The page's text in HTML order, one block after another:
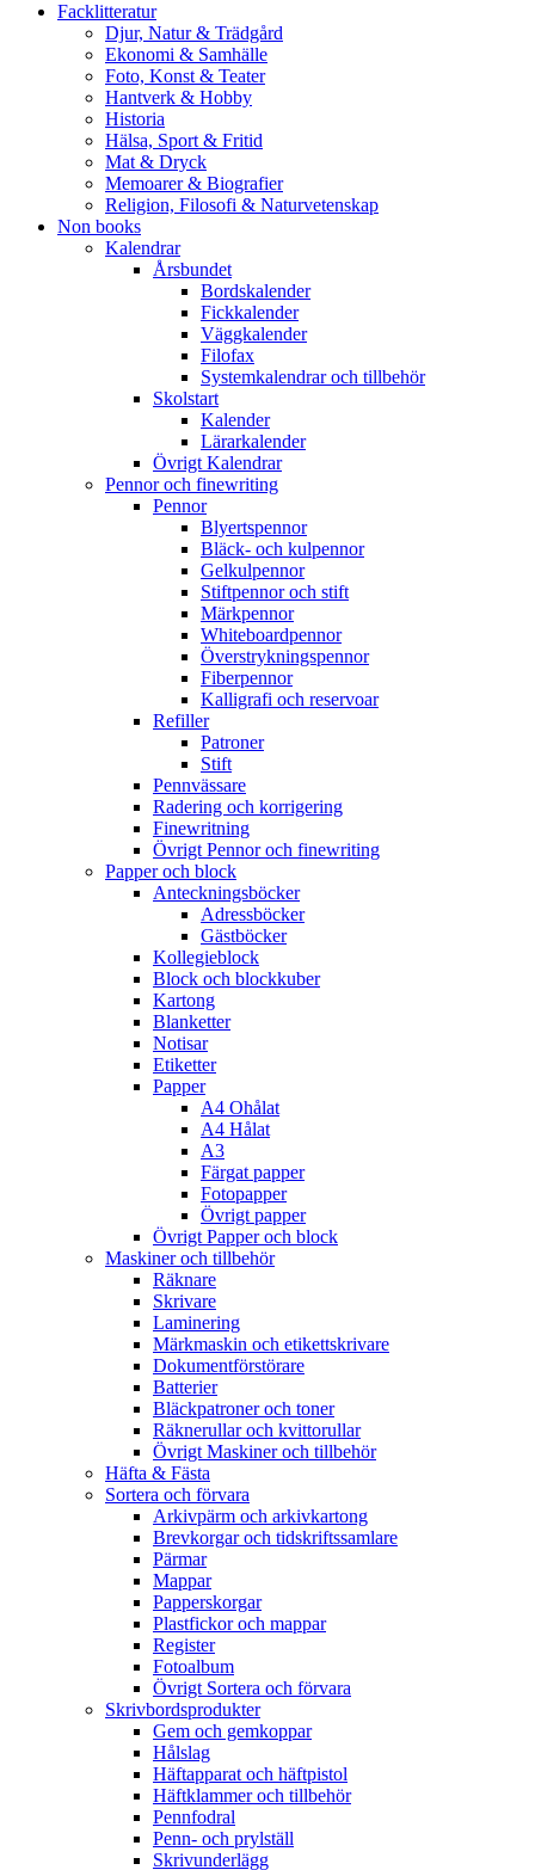
Facklitteratur
Djur, Natur & Trädgård
Ekonomi & Samhälle
Foto, Konst & Teater
Hantverk & Hobby
Historia
Hälsa, Sport & Fritid
Mat & Dryck
Memoarer & Biografier
Religion, Filosofi & Naturvetenskap
Non books
Kalendrar
Årsbundet
Bordskalender
Fickkalender
Väggkalender
Filofax
Systemkalendrar och tillbehör
Skolstart
Kalender
Lärarkalender
Övrigt Kalendrar
Pennor och finewriting
Pennor
Blyertspennor
Bläck- och kulpennor
Gelkulpennor
Stiftpennor och stift
Märkpennor
Whiteboardpennor
Överstrykningspennor
Fiberpennor
Kalligrafi och reservoar
Refiller
Patroner
Stift
Pennvässare
Radering och korrigering
Finewritning
Övrigt Pennor och finewriting
Papper och block
Anteckningsböcker
Adressböcker
Gästböcker
Kollegieblock
Block och blockkuber
Kartong
Blanketter
Notisar
Etiketter
Papper
A4 Ohålat
A4 Hålat
A3
Färgat papper
Fotopapper
Övrigt papper
Övrigt Papper och block
Maskiner och tillbehör
Räknare
Skrivare
Laminering
Märkmaskin och etikettskrivare
Dokumentförstörare
Batterier
Bläckpatroner och toner
Räknerullar och kvittorullar
Övrigt Maskiner och tillbehör
Häfta & Fästa
Sortera och förvara
Arkivpärm och arkivkartong
Brevkorgar och tidskriftssamlare
Pärmar
Mappar
Papperskorgar
Plastfickor och mappar
Register
Fotoalbum
Övrigt Sortera och förvara
Skrivbordsprodukter
Gem och gemkoppar
Hålslag
Häftapparat och häftpistol
Häftklammer och tillbehör
Pennfodral
Penn- och prylställ
Skrivunderlägg